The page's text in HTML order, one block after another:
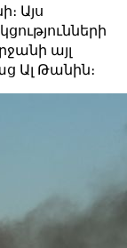
Այս
այլ
Ալ Թանին։